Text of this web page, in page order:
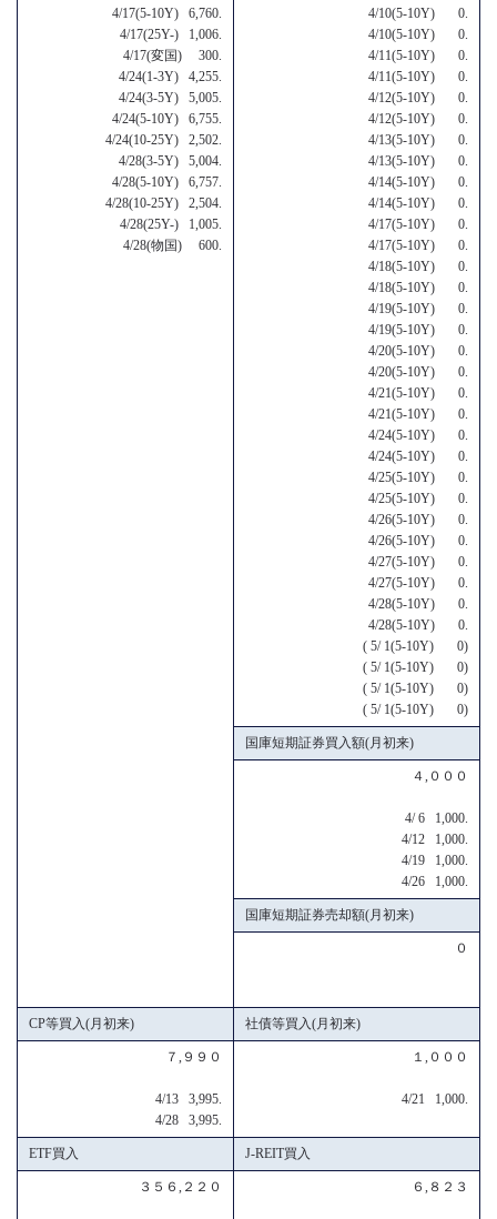
4/17(5-10Y) 6,760.
4/17(25Y-) 1,006.
4/17(変国) 300.
4/24(1-3Y) 4,255.
4/24(3-5Y) 5,005.
4/24(5-10Y) 6,755.
4/24(10-25Y) 2,502.
4/28(3-5Y) 5,004.
4/28(5-10Y) 6,757.
4/28(10-25Y) 2,504.
4/28(25Y-) 1,005.
4/28(物国) 600.
4/10(5-10Y) 0.
4/10(5-10Y) 0.
4/11(5-10Y) 0.
4/11(5-10Y) 0.
4/12(5-10Y) 0.
4/12(5-10Y) 0.
4/13(5-10Y) 0.
4/13(5-10Y) 0.
4/14(5-10Y) 0.
4/14(5-10Y) 0.
4/17(5-10Y) 0.
4/17(5-10Y) 0.
4/18(5-10Y) 0.
4/18(5-10Y) 0.
4/19(5-10Y) 0.
4/19(5-10Y) 0.
4/20(5-10Y) 0.
4/20(5-10Y) 0.
4/21(5-10Y) 0.
4/21(5-10Y) 0.
4/24(5-10Y) 0.
4/24(5-10Y) 0.
4/25(5-10Y) 0.
4/25(5-10Y) 0.
4/26(5-10Y) 0.
4/26(5-10Y) 0.
4/27(5-10Y) 0.
4/27(5-10Y) 0.
4/28(5-10Y) 0.
4/28(5-10Y) 0.
( 5/ 1(5-10Y) 0)
( 5/ 1(5-10Y) 0)
( 5/ 1(5-10Y) 0)
( 5/ 1(5-10Y) 0)
国庫短期証券買入額(月初来)
４,０００
4/ 6 1,000.
4/12 1,000.
4/19 1,000.
4/26 1,000.
国庫短期証券売却額(月初来)
０
CP等買入(月初来) 社債等買入(月初来)
７,９９０
4/13 3,995.
4/28 3,995.
１,０００
4/21 1,000.
ETF買入 J-REIT買入
３５６,２２０ ６,８２３